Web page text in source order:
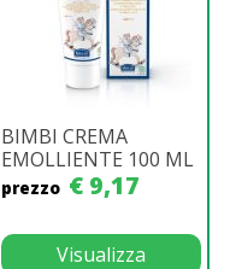
BIMBI CREMA
EMOLLIENTE 100 ML
prezzo € 9,17
Visualizza